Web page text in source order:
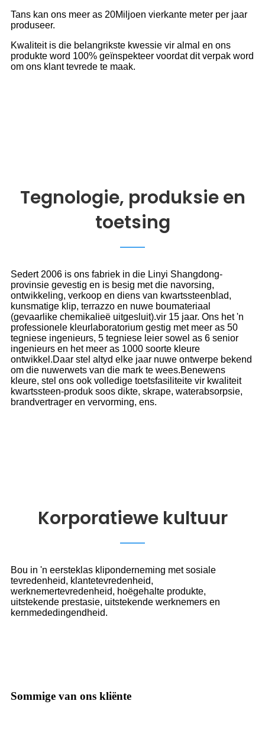
Tans kan ons meer as 20Miljoen vierkante meter per jaar
produseer.
Kwaliteit is die belangrikste kwessie vir almal en ons
produkte word 100% geïnspekteer voordat dit verpak word
om ons klant tevrede te maak.
Tegnologie, produksie en
toetsing
Sedert 2006 is ons fabriek in die Linyi Shangdong-
provinsie gevestig en is besig met die navorsing,
ontwikkeling, verkoop en diens van kwartssteenblad,
kunsmatige klip, terrazzo en nuwe boumateriaal
(gevaarlike chemikalieë uitgesluit).vir 15 jaar. Ons het 'n
professionele kleurlaboratorium gestig met meer as 50
tegniese ingenieurs, 5 tegniese leier sowel as 6 senior
ingenieurs en het meer as 1000 soorte kleure
ontwikkel.Daar stel altyd elke jaar nuwe ontwerpe bekend
om die nuwerwets van die mark te wees.Benewens
kleure, stel ons ook volledige toetsfasiliteite vir kwaliteit
kwartssteen-produk soos dikte, skrape, waterabsorpsie,
brandvertrager en vervorming, ens.
Korporatiewe kultuur
Bou in 'n eersteklas kliponderneming met sosiale
tevredenheid, klantetevredenheid,
werknemertevredenheid, hoëgehalte produkte,
uitstekende prestasie, uitstekende werknemers en
kernmededingendheid.
Sommige van ons kliënte